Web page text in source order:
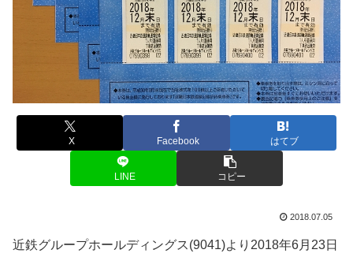
X Facebook はてブ
LINE コピー
2018.07.05
近鉄グループホールディングス(9041)より2018年6月23日